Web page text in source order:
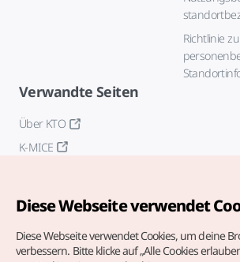
Richtlinie
Verwandte Seiten
Über KTO
K-MICE
Diese Webseite verwendet
Diese Webseite verwendet Cookies, um deine
verbessern. Bitte klicke auf „Alle Cookies